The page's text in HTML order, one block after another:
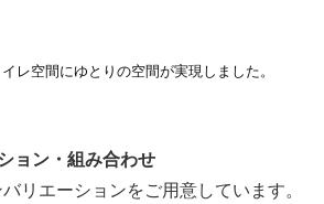
レ空間にゆとりの空間が実現しました。
ョン・組み合わせ
リエーションをご用意しています。